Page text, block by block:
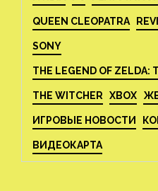
QUEEN CLEOPATRA
SONY
THE LEGEND OF ZELDA:
THE WITCHER XBOX
ИГРОВЫЕ НОВОСТИ
ВИДЕОКАРТА